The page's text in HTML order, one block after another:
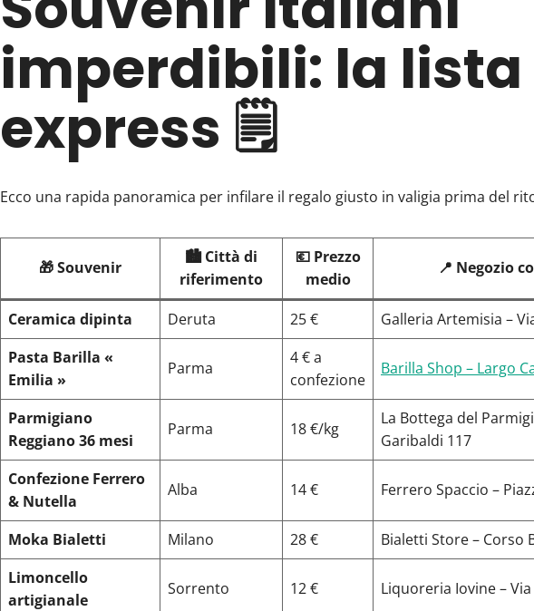
imperdibili: la lista
express 🗒️
Ecco una rapida panoramica per infilare il regalo giusto in valigia prima del
🎁 Souvenir
🏙️ Città di
riferimento
💶 Prezzo
medio
📍 Negozio
Ceramica dipinta Deruta 25 €
Galleria Artemisia –
Pasta Barilla «
Emilia »
Parma
4 € a
confezione
Barilla Shop – Largo
Parmigiano
Reggiano 36 mesi
Parma 18 €/kg
La Bottega del
Garibaldi 117
Confezione Ferrero
& Nutella
Alba 14 € Ferrero Spaccio –
Moka Bialetti Milano 28 €
Bialetti Store – Corso
Limoncello
artigianale
Sorrento 12 € Liquoreria Iovine –